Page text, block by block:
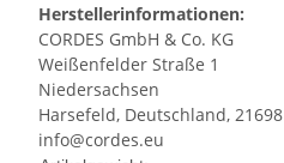
Herstellerinformationen:
CORDES GmbH & Co. KG
Weißenfelder Straße 1
Niedersachsen
Harsefeld, Deutschland, 21698
info@cordes.eu